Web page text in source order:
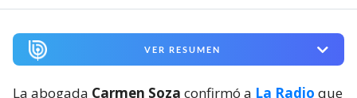
VER RESUMEN
La abogada Carmen Soza confirmó a La Radio que